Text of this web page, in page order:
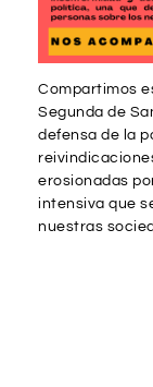
Compartimos
Segunda de
defensa de la
erosionadas
intensiva que
nuestras